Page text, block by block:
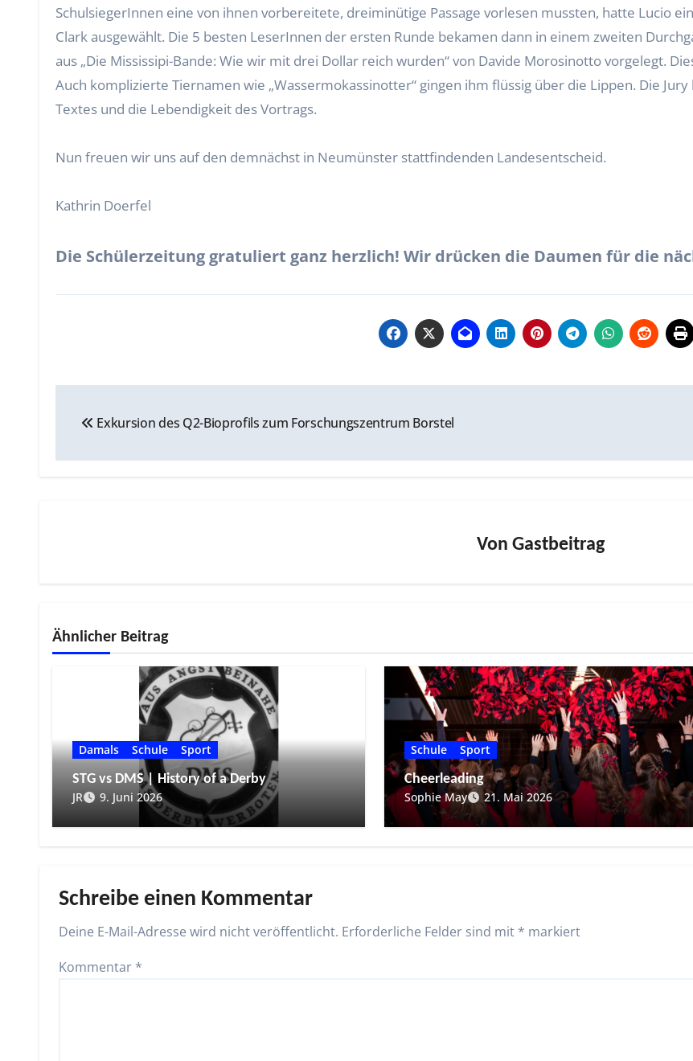
SchulsiegerInnen eine von ihnen vorbereitete, dreiminütige Passage vorlesen mussten, hatte Lucio
Clark ausgewählt. Die 5 besten LeserInnen der ersten Runde bekamen dann in einem zweiten
aus „Die Mississipi-Bande: Wie wir mit drei Dollar reich wurden“ von Davide Morosinotto vorgelegt.
Auch komplizierte Tiernamen wie „Wassermokassinotter“ gingen ihm flüssig über die Lippen. Die
Textes und die Lebendigkeit des Vortrags.
Nun freuen wir uns auf den demnächst in Neumünster stattfindenden Landesentscheid.
Kathrin Doerfel
Die Schülerzeitung gratuliert ganz herzlich! Wir drücken die Daumen für die
Exkursion des Q2-Bioprofils zum Forschungszentrum Borstel
Von Gastbeitrag
Ähnlicher Beitrag
Damals Schule
Sport
STG vs DMS | History of a Derby
JR
9. Juni 2026
Schule
Sport
Cheerleading
Sophie May
21. Mai 2026
Schreibe einen Kommentar
Deine E-Mail-Adresse wird nicht veröffentlicht. Erforderliche Felder sind mit * markiert
Kommentar *